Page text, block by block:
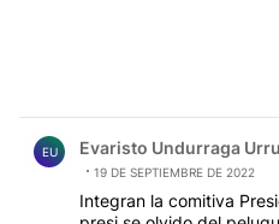
EU Evaristo Undurraga
19 DE SEPTIEMBRE DE 2022
Integran la comitiva